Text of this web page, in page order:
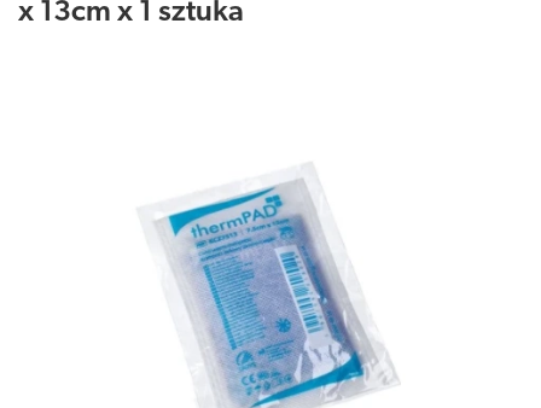
x 13cm x 1 sztuka